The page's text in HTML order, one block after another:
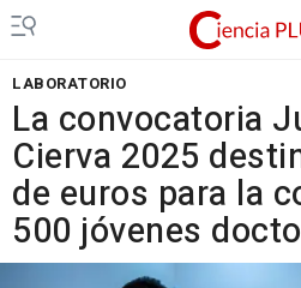
LABORATORIO
La convocatoria
Cierva 2025
de euros para la
500 jóvenes